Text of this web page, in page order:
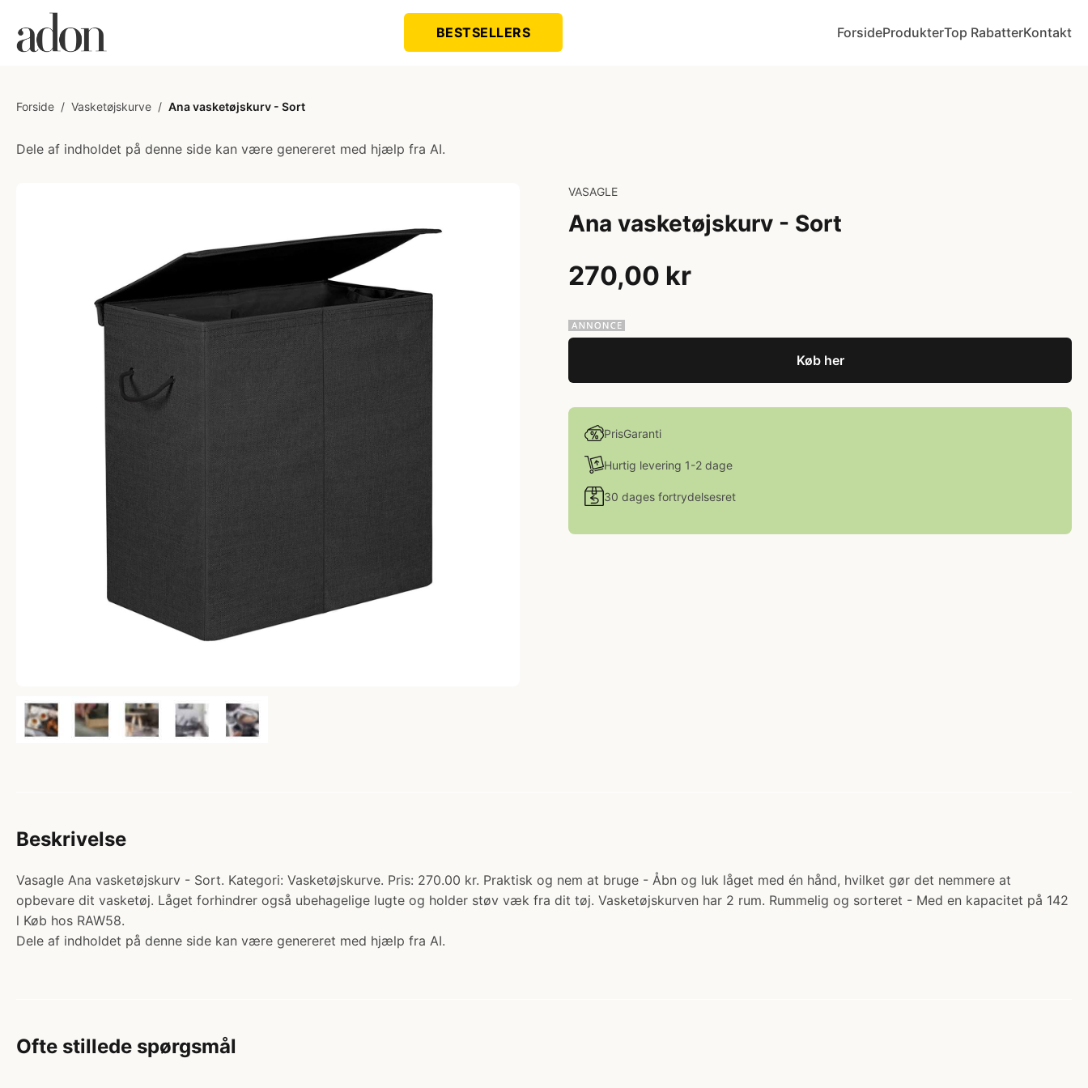
BESTSELLERS ForsideProdukterTop RabatterKontakt
Forside / Vasketøjskurve / Ana vasketøjskurv - Sort
Dele af indholdet på denne side kan være genereret med hjælp fra AI.
VASAGLE
Ana vasketøjskurv - Sort
270,00 kr
Køb her
PrisGaranti
Hurtig levering 1-2 dage
30 dages fortrydelsesret
Beskrivelse
Vasagle Ana vasketøjskurv - Sort. Kategori: Vasketøjskurve. Pris: 270.00 kr. Praktisk og nem at bruge - Åbn og luk låget med én hånd, hvilket gør det nemmere at
opbevare dit vasketøj. Låget forhindrer også ubehagelige lugte og holder støv væk fra dit tøj. Vasketøjskurven har 2 rum. Rummelig og sorteret - Med en kapacitet på 142
l Køb hos RAW58.
Dele af indholdet på denne side kan være genereret med hjælp fra AI.
Ofte stillede spørgsmål